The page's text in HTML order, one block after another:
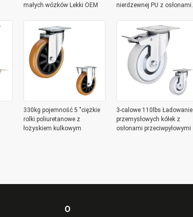
małych wózków Lekki OEM
nierdzewnej PU z osłonami
330kg pojemność 5 "ciężkie
rolki poliuretanowe z
łożyskiem kulkowym
3-calowe 110lbs Ładowanie
przemysłowych kółek z
osłonami przeciwpyłowymi
O